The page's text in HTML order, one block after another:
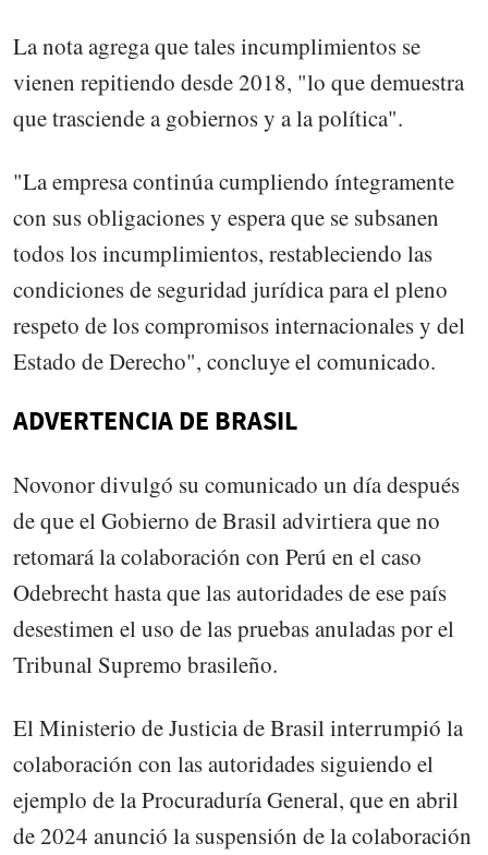
La nota agrega que tales incumplimientos se
vienen repitiendo desde 2018, "lo que demuestra
que trasciende a gobiernos y a la política".
"La empresa continúa cumpliendo íntegramente
con sus obligaciones y espera que se subsanen
todos los incumplimientos, restableciendo las
condiciones de seguridad jurídica para el pleno
respeto de los compromisos internacionales y del
Estado de Derecho", concluye el comunicado.
ADVERTENCIA DE BRASIL
Novonor divulgó su comunicado un día después
de que el Gobierno de Brasil advirtiera que no
retomará la colaboración con Perú en el caso
Odebrecht hasta que las autoridades de ese país
desestimen el uso de las pruebas anuladas por el
Tribunal Supremo brasileño.
El Ministerio de Justicia de Brasil interrumpió la
colaboración con las autoridades siguiendo el
ejemplo de la Procuraduría General, que en abril
de 2024 anunció la suspensión de la colaboración